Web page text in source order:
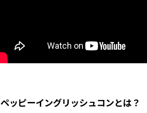
ペッピーイングリッシュコンとは？